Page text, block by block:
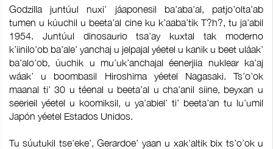
Godzilla juntúul nuxi’ jáaponesil ba’aba’al, patjo’olta’ab
tumen u kúuchil u beeta’al cine ku k’aaba’tik T?h?, tu ja’abil
1954. Juntúul dinosaurio tsa’ay kuxtal tak moderno
k’iinilo’ob ba’ale’ yanchaj u jelpajal yéetel u kanik u beet uláak’
ba’alo’ob, úuchik u mu’uk’anchajal éenerjiia nuklear ka’aj
wáak’ u boombasil Hiroshima yéetel Nagasaki. Ts’o’ok
maanal ti’ 30 u téenal u beeta’al u cha’anil siine, beyxan u
seerieil yéetel u koomiksil, u ya’abiel’ ti’ beeta’an tu lu’umil
Japón yéetel Estados Unidos.
Tu súutukil tse’eke’, Gerardoe’ yaan u xak’altik bix ts’o’ok u